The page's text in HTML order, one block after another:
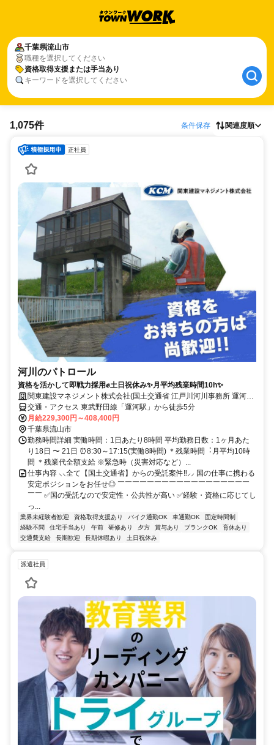
千葉県流山市
職種を選択してください
資格取得支援または手当あり
キーワードを選択してください
1,075件 条件保存 関連度順
正社員
河川のパトロール
資格を活かして即戦力採用✊土日祝休み✨月平均残業時間10h✨
関東建設マネジメント株式会社(国土交通省 江戸川河川事務所 運河出
張所)
交通・アクセス 東武野田線「運河駅」から徒歩5分
月給229,300円～408,400円
千葉県流山市
勤務時間詳細 実働時間：1日あたり8時間 平均勤務日数：1ヶ月あた
り18日 〜 21日 ⏰8:30～17:15(実働8時間) ＊残業時間︓⽉平均10時
間 ＊残業代全額支給 ※緊急時（災害対応など）...
仕事内容 ⸜⸜全て【国土交通省】からの受託案件‼⸝⸝ 国の仕事に携わる
安定ポジションをお任せ◎ ￣￣￣￣￣￣￣￣￣￣￣￣￣￣￣￣￣￣
￣￣ ✅国の受託なので安定性・公共性が高い ✅経験・資格に応じてし
っ...
業界未経験者歓迎 資格取得支援あり バイク通勤OK 車通勤OK
固定時間制
経験不問
住宅手当あり 午前 研修あり 夕方 賞与あり ブランクOK
育休あり
交通費支給
長期歓迎 長期休暇あり 土日祝休み
派遣社員